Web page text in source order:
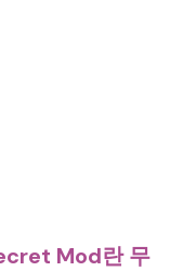
Mod란 무